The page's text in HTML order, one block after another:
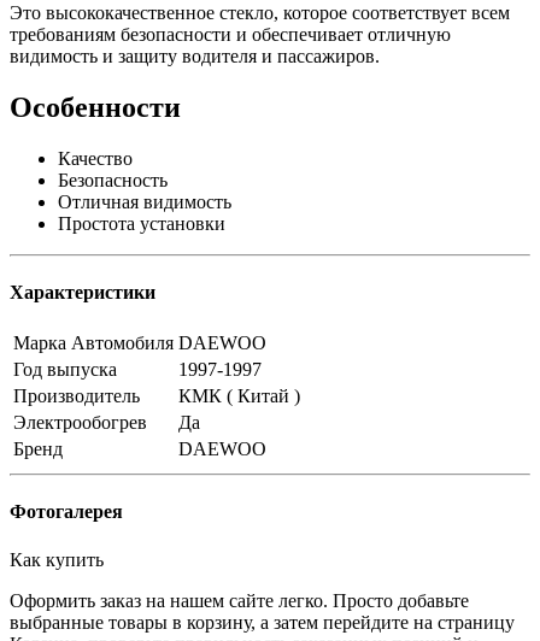
Это высококачественное стекло, которое соответствует всем
требованиям безопасности и обеспечивает отличную
видимость и защиту водителя и пассажиров.
Особенности
Качество
Безопасность
Отличная видимость
Простота установки
Характеристики
Марка Автомобиля DAEWOO
Год выпуска
1997-1997
Производитель
КМК ( Китай )
Электрообогрев
Да
Бренд
DAEWOO
Фотогалерея
Как купить
Оформить заказ на нашем сайте легко. Просто добавьте
выбранные товары в корзину, а затем перейдите на страницу